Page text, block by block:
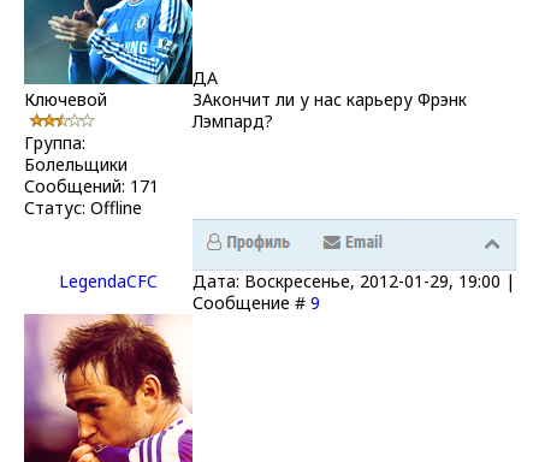
Ключевой
Группа:
Болельщики
Сообщений: 171
Статус: Offline
ДА
ЗАкончит ли у нас карьеру Фрэнк
Лэмпард?
LegendaCFC
Дата: Воскресенье, 2012-01-29, 19:00 |
Сообщение # 9